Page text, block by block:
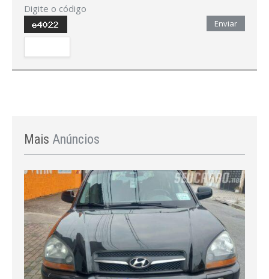
Digite o código
Enviar
Mais Anúncios